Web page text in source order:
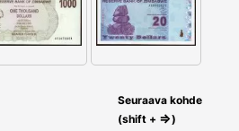
Seuraava kohde
(shift + ⇒)